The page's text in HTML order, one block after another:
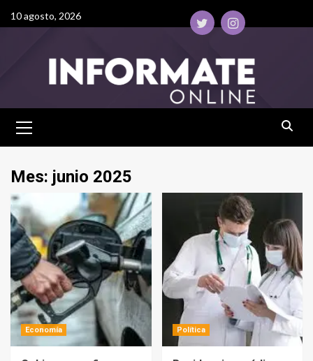
10 agosto, 2026
Mes: junio 2025
Economía Política